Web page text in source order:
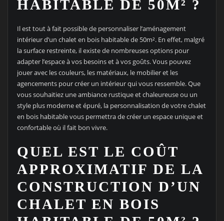
HABITABLE DE 50M² ?
Il est tout à fait possible de personnaliser l’aménagement
intérieur d’un chalet en bois habitable de 50m². En effet, malgré
la surface restreinte, il existe de nombreuses options pour
adapter l’espace à vos besoins et à vos goûts. Vous pouvez
jouer avec les couleurs, les matériaux, le mobilier et les
agencements pour créer un intérieur qui vous ressemble. Que
vous souhaitiez une ambiance rustique et chaleureuse ou un
style plus moderne et épuré, la personnalisation de votre chalet
en bois habitable vous permettra de créer un espace unique et
confortable où il fait bon vivre.
QUEL EST LE COÛT
APPROXIMATIF DE LA
CONSTRUCTION D’UN
CHALET EN BOIS